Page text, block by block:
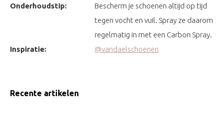
Onderhoudstip:
Bescherm je schoenen altijd op tijd
tegen vocht en vuil. Spray ze daarom
regelmatig in met een Carbon Spray.
Inspiratie:
@vandaelschoenen
Recente artikelen